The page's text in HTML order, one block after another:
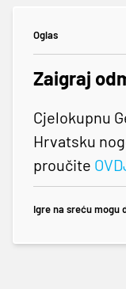
Oglas
Zaigraj
Cjelokupnu
Hrvatsku
proučite
Igre na sreću mogu